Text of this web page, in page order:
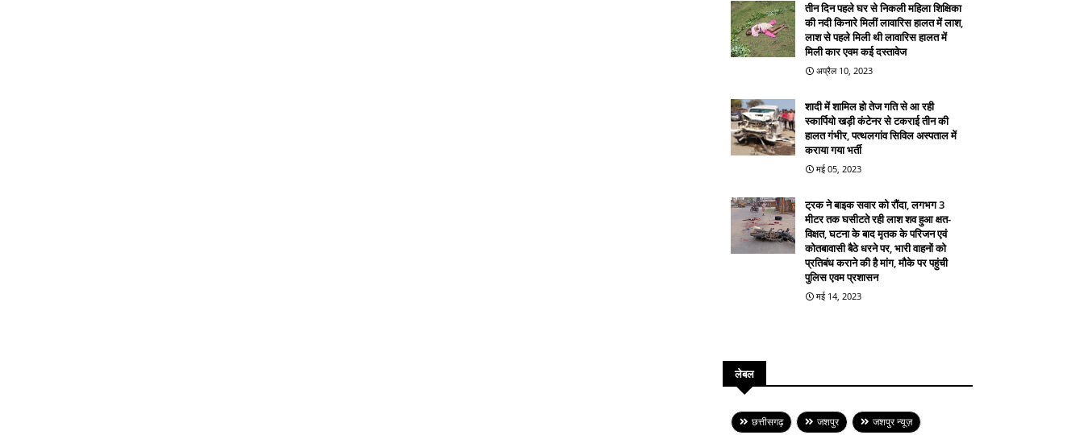
तीन दिन पहले घर से निकली महिला शिक्षिका
की नदी किनारे मिलीं लावारिस हालत में लाश,
लाश से पहले मिली थी लावारिस हालत में
मिली कार एवम कई दस्तावेज
अप्रैल 10, 2023
शादी में शामिल हो तेज गति से आ रही
स्कार्पियो खड़ी कंटेनर से टकराई तीन की
हालत गंभीर, पत्थलगांव सिविल अस्पताल में
कराया गया भर्ती
मई 05, 2023
ट्रक ने बाइक सवार को रौंदा, लगभग 3
मीटर तक घसीटते रही लाश शव हुआ क्षत-
विक्षत, घटना के बाद मृतक के परिजन एवं
कोतबावासी बैठे धरने पर, भारी वाहनों को
प्रतिबंध कराने की है मांग, मौके पर पहुंची
पुलिस एवम प्रशासन
मई 14, 2023
लेबल
छत्तीसगढ़ जशपुर जशपुर न्यूज़